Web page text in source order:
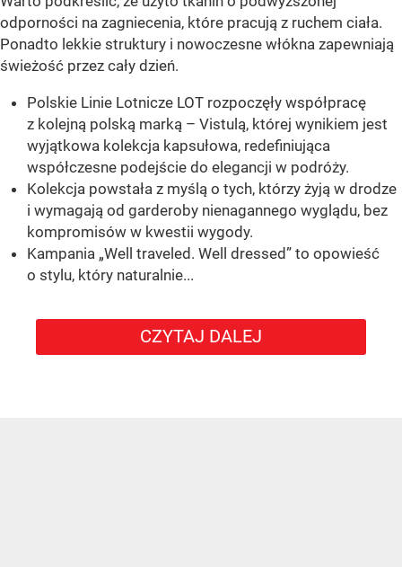
odporności na zagniecenia, które pracują z ruchem ciała.
Ponadto lekkie struktury i nowoczesne włókna zapewniają
świeżość przez cały dzień.
Polskie Linie Lotnicze LOT rozpoczęły współpracę
z kolejną polską marką – Vistulą, której wynikiem jest
wyjątkowa kolekcja kapsułowa, redefiniująca
współczesne podejście do elegancji w podróży.
Kolekcja powstała z myślą o tych, którzy żyją w drodze
i wymagają od garderoby nienagannego wyglądu, bez
kompromisów w kwestii wygody.
Kampania „Well traveled. Well dressed” to opowieść
o stylu, który naturalnie...
CZYTAJ DALEJ